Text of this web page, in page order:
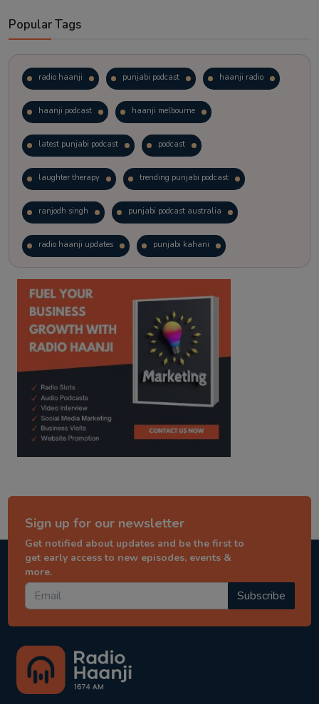
Popular Tags
radio haanji punjabi podcast haanji radio
haanji podcast haanji melbourne
latest punjabi podcast podcast
laughter therapy trending punjabi podcast
ranjodh singh punjabi podcast australia
radio haanji updates punjabi kahani
kitaab kahani punjabi story
Sign up for our newsletter
Get notified about updates and be the first to
get early access to new episodes, events &
more.
Subscribe